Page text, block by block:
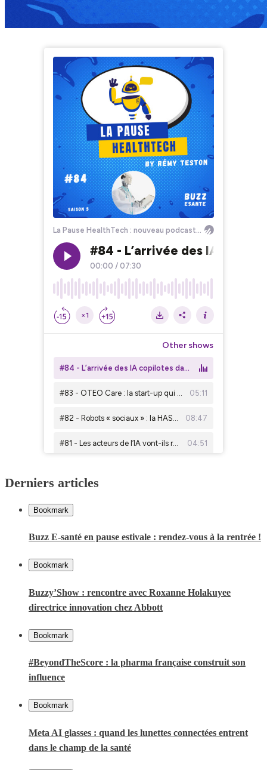
Derniers articles
Bookmark
Buzz E-santé en pause estivale : rendez-vous à la rentrée !
Bookmark
Buzzy’Show : rencontre avec Roxanne Holakuyee
directrice innovation chez Abbott
Bookmark
#BeyondTheScore : la pharma française construit son
influence
Bookmark
Meta AI glasses : quand les lunettes connectées entrent
dans le champ de la santé